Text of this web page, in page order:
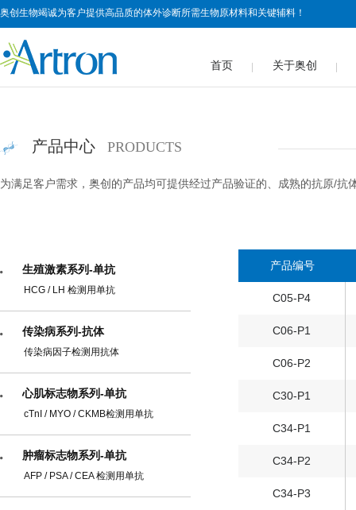
奥创生物竭诚为客户提供高品质的体外诊断所需生物原材料和关键辅料！
首页 关于奥创
产品中心 PRODUCTS
为满足客户需求，奥创的产品均可提供经过产品验证的、成熟的抗原/
生殖激素系列-单抗
HCG / LH 检测用单抗
传染病系列-抗体
传染病因子检测用抗体
心肌标志物系列-单抗
cTnI / MYO / CKMB检测用单抗
肿瘤标志物系列-单抗
AFP / PSA / CEA 检测用单抗
产品编号
C05-P4
C06-P1
C06-P2
C30-P1
C34-P1
C34-P2
C34-P3